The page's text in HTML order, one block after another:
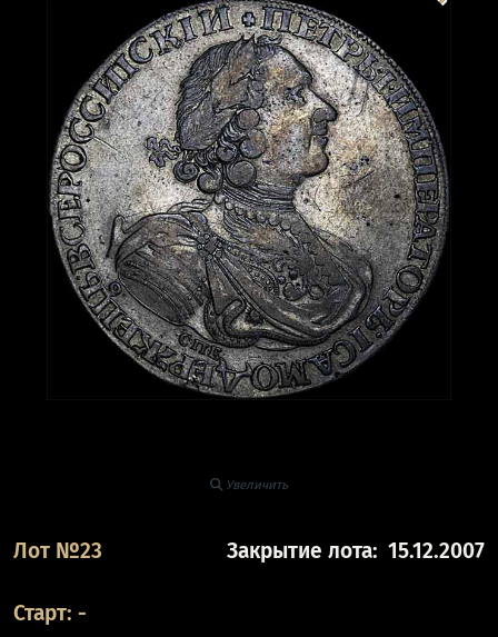
Увеличить
Лот №23 Закрытие лота: 15.12.2007
Старт: -